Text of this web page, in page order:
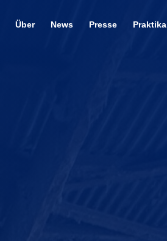
Über News Presse Praktika